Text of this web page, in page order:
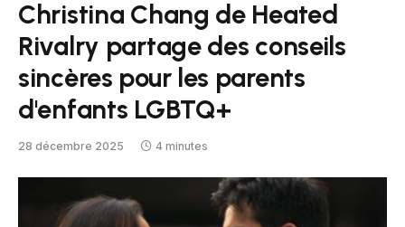
Christina Chang de Heated
Rivalry partage des conseils
sincères pour les parents
d'enfants LGBTQ+
28 décembre 2025 4 minutes